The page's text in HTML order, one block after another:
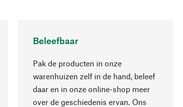
Beleefbaar
Pak de producten in onze
warenhuizen zelf in de hand, beleef
daar en in onze online-shop meer
over de geschiedenis ervan. Ons
Naar boven